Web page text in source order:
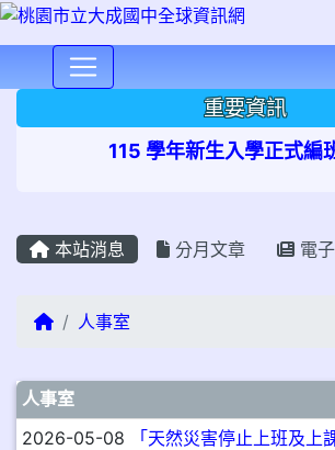
重要資訊
115 學年新生入學正式編
本站消息 分月文章 電
回首頁人事室
文章列表
人事室
2026-05-08
「天然災害停止上班及上